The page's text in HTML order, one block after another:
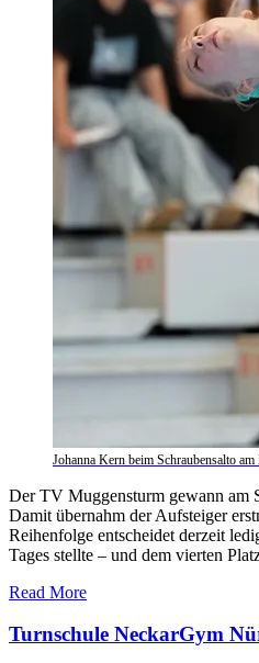
Johanna Kern beim Schraubensalto
Der TV Muggensturm gewann am
Damit übernahm der Aufsteiger
Reihenfolge entscheidet derzeit
Tages stellte – und dem vierten
Read More
Turnschule NeckarGym